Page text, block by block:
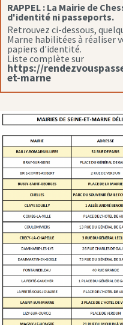
RAPPEL : La Mairie de
d'identité ni passeports.
Retrouvez ci-dessous,
Marne habilitées à réaliser
papiers d'identité.
Liste complète sur
https://
et-marne